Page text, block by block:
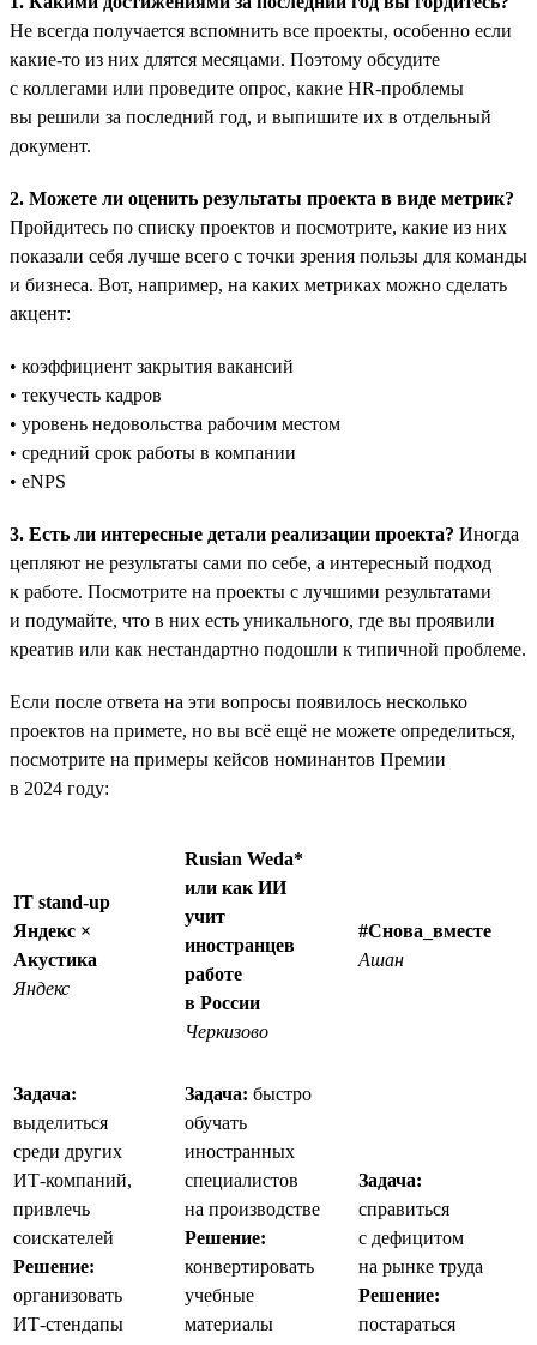
Не всегда получается вспомнить все проекты, особенно если
какие-то из них длятся месяцами. Поэтому обсудите
с коллегами или проведите опрос, какие HR-проблемы
вы решили за последний год, и выпишите их в отдельный
документ.
2. Можете ли оценить результаты проекта в виде метрик?
Пройдитесь по списку проектов и посмотрите, какие из них
показали себя лучше всего с точки зрения пользы для команды
и бизнеса. Вот, например, на каких метриках можно сделать
акцент:
• коэффициент закрытия вакансий
• текучесть кадров
• уровень недовольства рабочим местом
• средний срок работы в компании
• eNPS
3. Есть ли интересные детали реализации проекта? Иногда
цепляют не результаты сами по себе, а интересный подход
к работе. Посмотрите на проекты с лучшими результатами
и подумайте, что в них есть уникального, где вы проявили
креатив или как нестандартно подошли к типичной проблеме.
Если после ответа на эти вопросы появилось несколько
проектов на примете, но вы всё ещё не можете определиться,
посмотрите на примеры кейсов номинантов Премии
в 2024 году:
IT stand-up
Яндекс ×
Акустика
Яндекс
Rusian Weda*
или как ИИ
учит
иностранцев
работе
в России
Черкизово
#Снова_вместе
Ашан
Задача:
выделиться
среди других
ИТ-компаний,
привлечь
соискателей
Решение:
организовать
ИТ-стендапы
Задача: быстро
обучать
иностранных
специалистов
на производстве
Решение:
конвертировать
учебные
материалы
Задача:
справиться
с дефицитом
на рынке труда
Решение:
постараться